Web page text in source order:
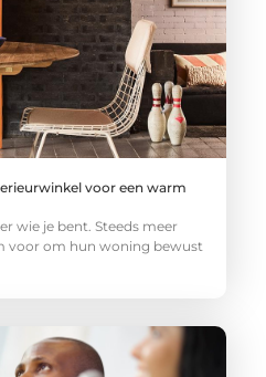
voor een warm
wie je bent. Steeds meer
voor om hun woning bewust